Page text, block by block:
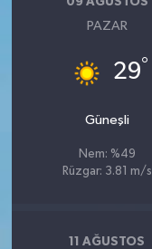
PAZAR
29°
Güneşli
Nem: %49
Rüzgar: 3.81 m/s
11 AĞUSTOS